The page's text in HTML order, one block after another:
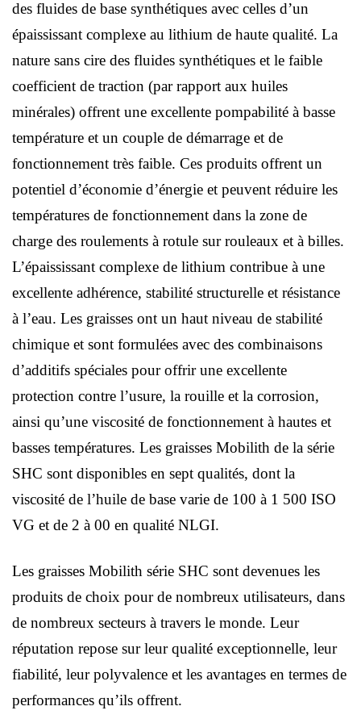
des fluides de base synthétiques avec celles d’un
épaississant complexe au lithium de haute qualité. La
nature sans cire des fluides synthétiques et le faible
coefficient de traction (par rapport aux huiles
minérales) offrent une excellente pompabilité à basse
température et un couple de démarrage et de
fonctionnement très faible. Ces produits offrent un
potentiel d’économie d’énergie et peuvent réduire les
températures de fonctionnement dans la zone de
charge des roulements à rotule sur rouleaux et à billes.
L’épaississant complexe de lithium contribue à une
excellente adhérence, stabilité structurelle et résistance
à l’eau. Les graisses ont un haut niveau de stabilité
chimique et sont formulées avec des combinaisons
d’additifs spéciales pour offrir une excellente
protection contre l’usure, la rouille et la corrosion,
ainsi qu’une viscosité de fonctionnement à hautes et
basses températures. Les graisses Mobilith de la série
SHC sont disponibles en sept qualités, dont la
viscosité de l’huile de base varie de 100 à 1 500 ISO
VG et de 2 à 00 en qualité NLGI.
Les graisses Mobilith série SHC sont devenues les
produits de choix pour de nombreux utilisateurs, dans
de nombreux secteurs à travers le monde. Leur
réputation repose sur leur qualité exceptionnelle, leur
fiabilité, leur polyvalence et les avantages en termes de
performances qu’ils offrent.